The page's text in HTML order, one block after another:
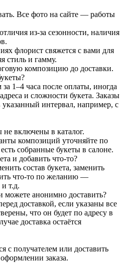
Все фото на сайте — работы
из-за сезонности, наличия
флорист свяжется с вами для
стиль и гамму.
композицию до доставки.
1–4 часа после оплаты, иногда
и сложности букета. Заказы
интервал, например, с
включены в каталог.
композиций уточняйте по
собранные букеты в салоне.
и добавить что-то?
состав букета, заменить
что-то по желанию —
т.д.
можете анонимно доставить?
доставкой, если указаны все
что он будет по адресу в
доставка остаётся
с получателем или доставить
заказа.